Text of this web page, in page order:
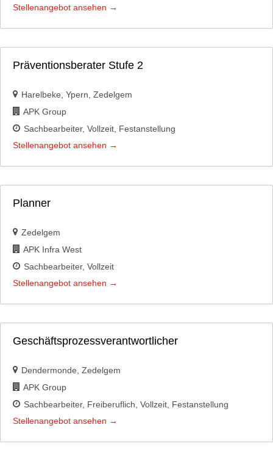
Stellenangebot ansehen
Präventionsberater Stufe 2
Harelbeke Ypern Zedelgem
APK Group
Sachbearbeiter Vollzeit Festanstellung
Stellenangebot ansehen
Planner
Zedelgem
APK Infra West
Sachbearbeiter Vollzeit
Stellenangebot ansehen
Geschäftsprozessverantwortlicher
Dendermonde Zedelgem
APK Group
Sachbearbeiter Freiberuflich Vollzeit Festanstellung
Stellenangebot ansehen